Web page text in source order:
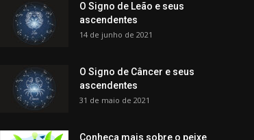
O Signo de Leão e seus
ascendentes
14 de junho de 2021
O Signo de Câncer e seus
ascendentes
31 de maio de 2021
Conheça mais sobre o peixe